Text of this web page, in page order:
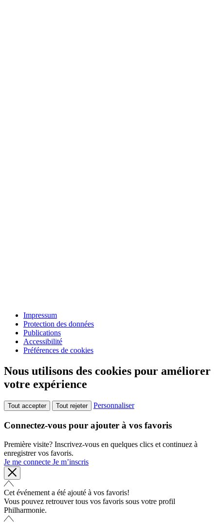
Impressum
Protection des données
Publications
Accessibilité
Préférences de cookies
Nous utilisons des cookies pour améliorer
votre expérience
Tout accepter Tout rejeter Personnaliser
Connectez-vous pour ajouter à vos favoris
Première visite? Inscrivez-vous en quelques clics et continuez à
enregistrer vos favoris.
Je me connecte Je m’inscris
Cet événement a été ajouté à vos favoris!
Vous pouvez retrouver tous vos favoris sous votre profil
Philharmonie.